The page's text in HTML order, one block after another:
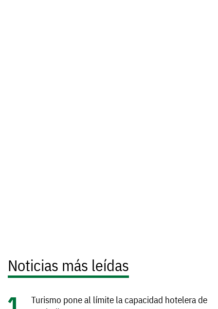
Noticias más leídas
Turismo pone al límite la capacidad hotelera de